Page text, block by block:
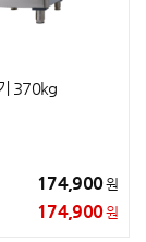
370kg
174,900원
174,900원